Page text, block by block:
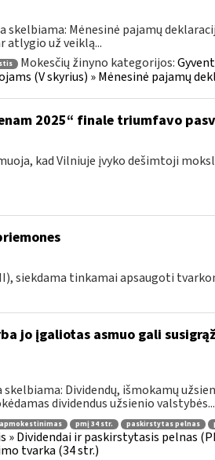
skelbiama: Mėnesinė pajamų
atlygio už veiklą...
Mokesčių žinyno kategorijos:
(V skyrius) » Mėnesinė pajamų
2025“ finale triumfavo
kad Vilniuje įvyko dešimtoji
siekdama tinkamai apsaugoti
jo įgaliotas asmuo gali
Dividendų, išmokamų
dividendus užsienio valstybės...
pmį 34 str. paskirstytas pelnas
» Dividendai ir paskirstytasis pelnas
tvarka (34 str.)